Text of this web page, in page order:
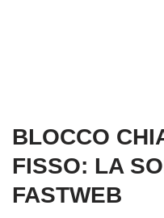
BLOCCO
FISSO: LA
FASTWEB